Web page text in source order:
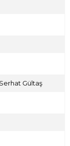
Salâhaddin
Gültaş